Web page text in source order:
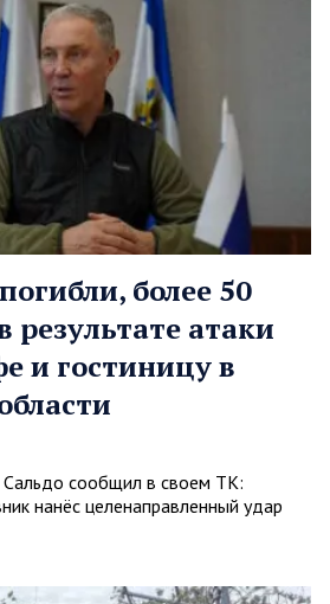
более 50
результате атаки
и гостиницу в
Сальдо сообщил в своем ТК:
нанёс целенаправленный удар